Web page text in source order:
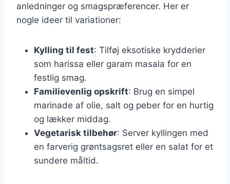
anledninger og smagspræferencer. Her er
nogle ideer til variationer:
Kylling til fest: Tilføj eksotiske krydderier
som harissa eller garam masala for en
festlig smag.
Familievenlig opskrift: Brug en simpel
marinade af olie, salt og peber for en hurtig
og lækker middag.
Vegetarisk tilbehør: Server kyllingen med
en farverig grøntsagsret eller en salat for et
sundere måltid.